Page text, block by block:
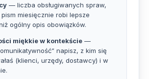
— liczba obsługiwanych spraw,
miesięcznie robi lepsze
ogólny opis obowiązków.
miękkie w kontekście —
napisz, z kim się
(klienci, urzędy, dostawcy) i w